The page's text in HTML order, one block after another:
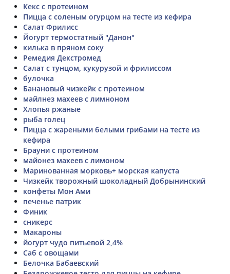
Кекс с протеином
Пицца с соленым огурцом на тесте из кефира
Салат Фрилисс
Йогурт термостатный "Данон"
килька в пряном соку
Ремедия Декстромед
Салат с тунцом, кукурузой и фрилиссом
булочка
Банановый чизкейк с протеином
майлнез махеев с лимноном
Хлопья ржаные
рыба голец
Пицца с жареными белыми грибами на тесте из
кефира
Брауни с протеином
майонез махеев с лимоном
Маринованная морковь+ морская капуста
Чизкейк творожный шоколадный Добрынинский
конфеты Мон Ами
печенье патрик
Финик
сникерс
Макароны
йогурт чудо питьевой 2,4%
Саб с овощами
Белочка Бабаевский